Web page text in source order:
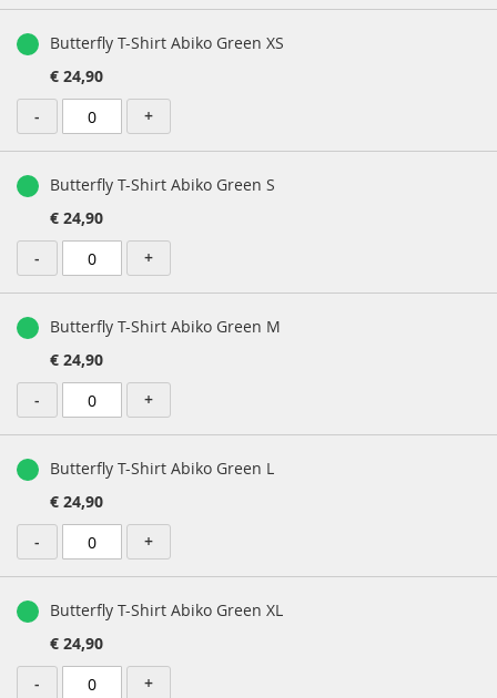
Butterfly T-Shirt Abiko Green XS
€ 24,90
-
+
Butterfly T-Shirt Abiko Green S
€ 24,90
-
+
Butterfly T-Shirt Abiko Green M
€ 24,90
-
+
Butterfly T-Shirt Abiko Green L
€ 24,90
-
+
Butterfly T-Shirt Abiko Green XL
€ 24,90
-
+